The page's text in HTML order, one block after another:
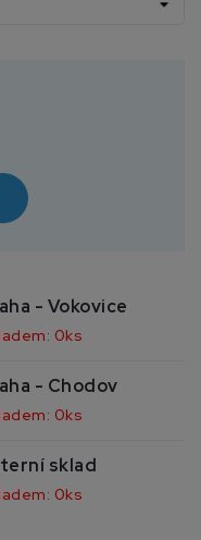
- Vokovice
0ks
- Chodov
0ks
sklad
0ks